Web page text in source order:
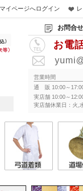
マイページへログイン
お問合
お電
営業時間
通 販 10:00～
実店舗 10:00～
実店舗休業日：火,